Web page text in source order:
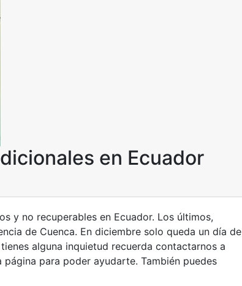
en Ecuador
y no recuperables en Ecuador. Los últimos,
de Cuenca. En diciembre solo queda un día de
alguna inquietud recuerda contactarnos a
página para poder ayudarte. También puedes